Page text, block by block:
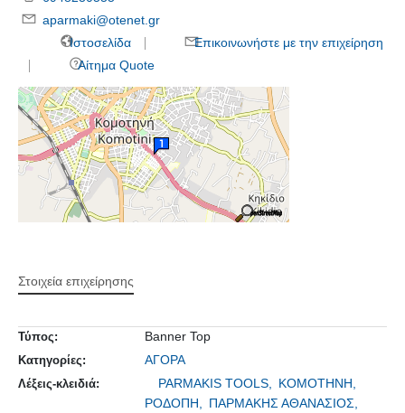
aparmaki@otenet.gr
Ιστοσελίδα
Επικοινωνήστε με την επιχείρηση
Αίτημα Quote
Στοιχεία επιχείρησης
Τύπος: Banner Top
Κατηγορίες: ΑΓΟΡΑ
Λέξεις-κλειδιά: PARMAKIS TOOLS,
ΚΟΜΟΤΗΝΗ,
ΡΟΔΟΠΗ,
ΠΑΡΜΑΚΗΣ ΑΘΑΝΑΣΙΟΣ,